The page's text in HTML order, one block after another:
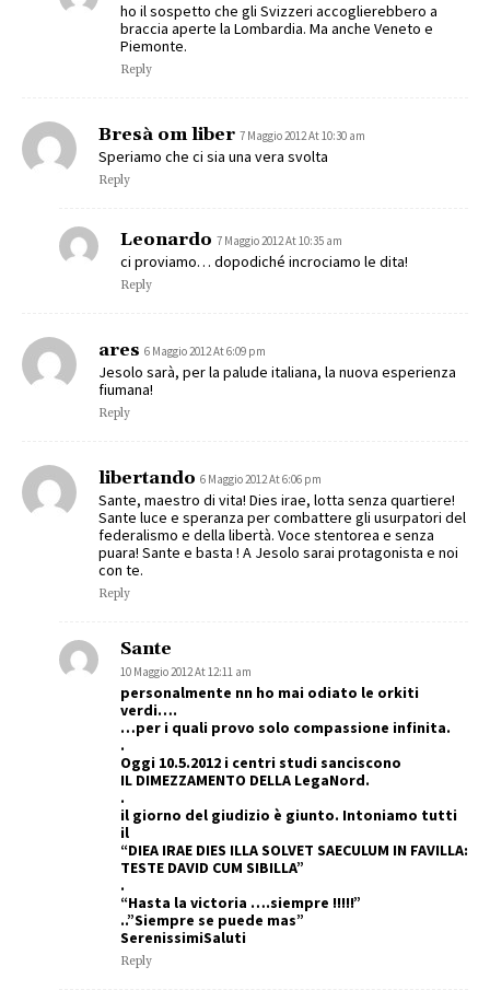
ho il sospetto che gli Svizzeri accoglierebbero a
braccia aperte la Lombardia. Ma anche Veneto e
Piemonte.
Reply
Bresà om liber 7 Maggio 2012 At 10:30 am
Speriamo che ci sia una vera svolta
Reply
Leonardo 7 Maggio 2012 At 10:35 am
ci proviamo… dopodiché incrociamo le dita!
Reply
ares 6 Maggio 2012 At 6:09 pm
Jesolo sarà, per la palude italiana, la nuova esperienza
fiumana!
Reply
libertando 6 Maggio 2012 At 6:06 pm
Sante, maestro di vita! Dies irae, lotta senza quartiere!
Sante luce e speranza per combattere gli usurpatori del
federalismo e della libertà. Voce stentorea e senza
puara! Sante e basta ! A Jesolo sarai protagonista e noi
con te.
Reply
Sante
10 Maggio 2012 At 12:11 am
personalmente nn ho mai odiato le orkiti
verdi….
…per i quali provo solo compassione infinita.
.
Oggi 10.5.2012 i centri studi sanciscono
IL DIMEZZAMENTO DELLA LegaNord.
.
il giorno del giudizio è giunto. Intoniamo tutti
il
“DIEA IRAE DIES ILLA SOLVET SAECULUM IN FAVILLA:
TESTE DAVID CUM SIBILLA”
.
“Hasta la victoria ….siempre !!!!!”
..”Siempre se puede mas”
SerenissimiSaluti
Reply